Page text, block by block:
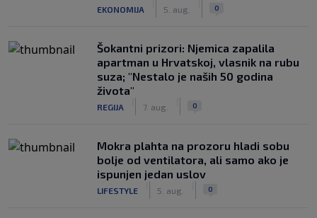
EKONOMIJA 5. aug. 0
Šokantni prizori: Njemica zapalila
apartman u Hrvatskoj, vlasnik na rubu
suza; "Nestalo je naših 50 godina
života"
REGIJA 7. aug. 0
Mokra plahta na prozoru hladi sobu
bolje od ventilatora, ali samo ako je
ispunjen jedan uslov
LIFESTYLE 5. aug. 0